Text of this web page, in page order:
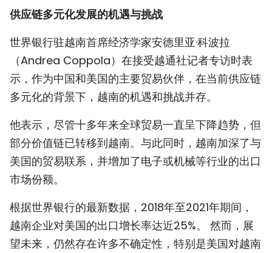
人民报社简介
TIẾNG VIỆT
ENGLISH
FRANÇAIS
РУССКИЙ
ESPAÑOL
供应链多元化发展的机遇与挑战
世界银行驻越南首席经济学家安德里亚·科波拉
（Andrea Coppola）在接受越通社记者专访时表
示，作为中国和美国的主要贸易伙伴，在当前供应链
多元化的背景下，越南的机遇和挑战并存。
他表示，尽管十多年来全球贸易一直呈下降趋势，但
部分价值链已转移到越南。与此同时，越南加深了与
美国的贸易联系，并增加了电子或机械等行业的出口
市场份额。
根据世界银行的最新数据，2018年至2021年期间，
越南企业对美国的出口增长率达近25%。 然而，展
望未来，仍然存在许多不确定性，特别是美国对越南